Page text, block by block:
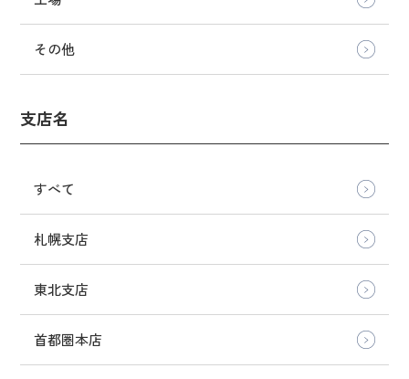
その他
支店名
すべて
札幌支店
東北支店
首都圏本店